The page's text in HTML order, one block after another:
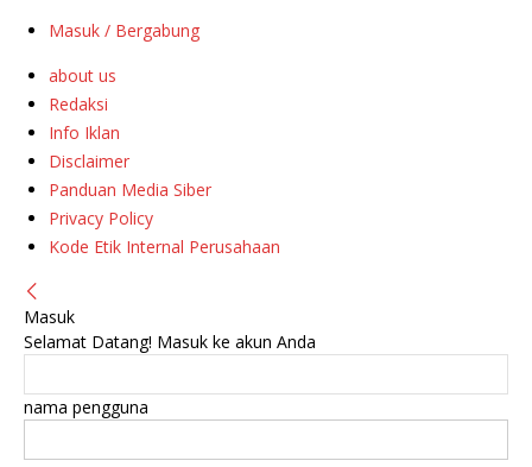
Masuk / Bergabung
about us
Redaksi
Info Iklan
Disclaimer
Panduan Media Siber
Privacy Policy
Kode Etik Internal Perusahaan
Masuk
Selamat Datang! Masuk ke akun Anda
nama pengguna